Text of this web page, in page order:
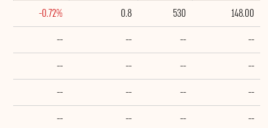
148.00
530
0.8
-0.72%
--
--
--
--
--
--
--
--
--
--
--
--
--
--
--
--